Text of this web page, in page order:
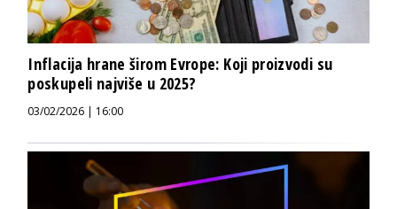
Inflacija hrane širom Evrope: Koji proizvodi su
poskupeli najviše u 2025?
03/02/2026 | 16:00